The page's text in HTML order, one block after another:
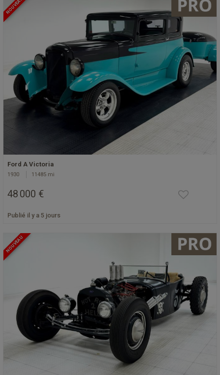
NOUVEAU
Ford A Victoria
1930 11485 mi
48 000 €
Publié il y a 5 jours
NOUVEAU